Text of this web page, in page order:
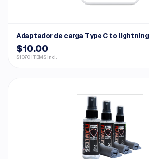
Adaptador de carga Type C to lightning
$10.00
$10.70 ITBMS incl.